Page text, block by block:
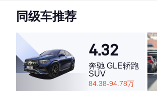
同级车推荐
4.32
奔驰 GLE轿跑
SUV
84.38-94.78万